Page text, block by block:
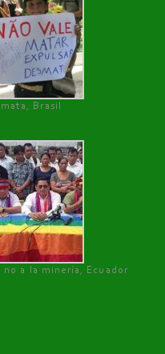
Brasil
no a la minería, Ecuador